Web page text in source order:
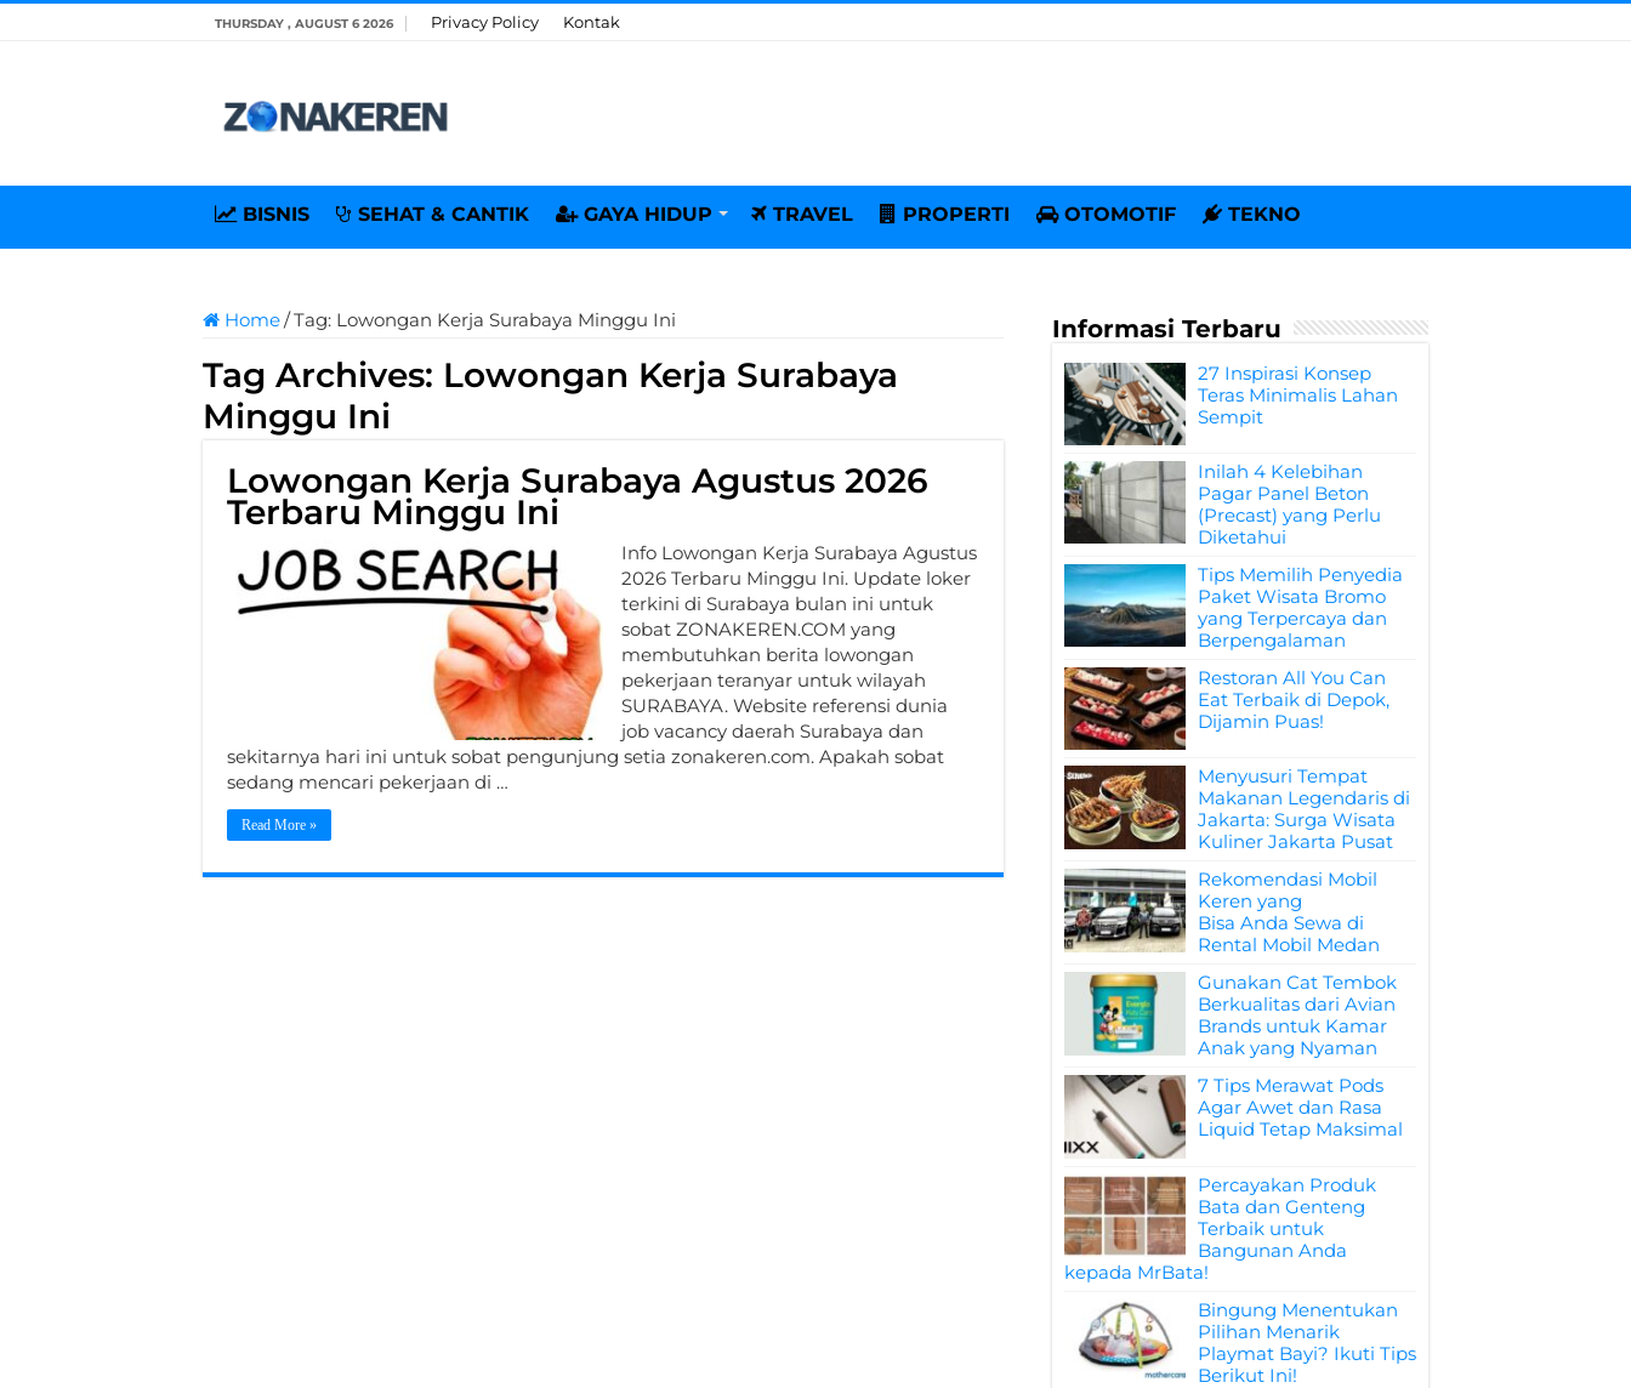
THURSDAY , AUGUST 6 2026 Privacy Policy Kontak
BISNIS SEHAT & CANTIK GAYA HIDUP TRAVEL PROPERTI OTOMOTIF TEKNO
Home/Tag: Lowongan Kerja Surabaya Minggu Ini
Tag Archives: Lowongan Kerja Surabaya
Minggu Ini
Lowongan Kerja Surabaya Agustus 2026
Terbaru Minggu Ini
Info Lowongan Kerja Surabaya Agustus
2026 Terbaru Minggu Ini. Update loker
terkini di Surabaya bulan ini untuk
sobat ZONAKEREN.COM yang
membutuhkan berita lowongan
pekerjaan teranyar untuk wilayah
SURABAYA. Website referensi dunia
job vacancy daerah Surabaya dan
sekitarnya hari ini untuk sobat pengunjung setia zonakeren.com. Apakah sobat
sedang mencari pekerjaan di …
Read More »
Informasi Terbaru
27 Inspirasi Konsep
Teras Minimalis Lahan
Sempit
Inilah 4 Kelebihan
Pagar Panel Beton
(Precast) yang Perlu
Diketahui
Tips Memilih Penyedia
Paket Wisata Bromo
yang Terpercaya dan
Berpengalaman
Restoran All You Can
Eat Terbaik di Depok,
Dijamin Puas!
Menyusuri Tempat
Makanan Legendaris di
Jakarta: Surga Wisata
Kuliner Jakarta Pusat
Rekomendasi Mobil
Keren yang
Bisa Anda Sewa di
Rental Mobil Medan
Gunakan Cat Tembok
Berkualitas dari Avian
Brands untuk Kamar
Anak yang Nyaman
7 Tips Merawat Pods
Agar Awet dan Rasa
Liquid Tetap Maksimal
Percayakan Produk
Bata dan Genteng
Terbaik untuk
Bangunan Anda
kepada MrBata!
Bingung Menentukan
Pilihan Menarik
Playmat Bayi? Ikuti Tips
Berikut Ini!